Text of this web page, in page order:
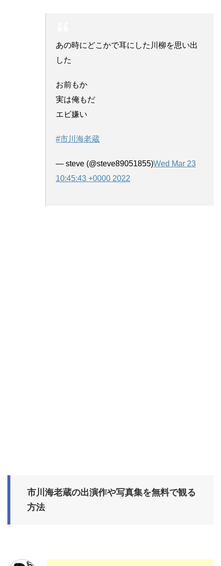
あの時にどこかで耳にした川柳を思い出
した
お前もか
実は俺もだ
エビ嫌い
#市川海老蔵
— steve (@steve89051855)Wed Mar 23
10:45:43 +0000 2022
市川海老蔵の出演作や写真集を無料で観る
方法